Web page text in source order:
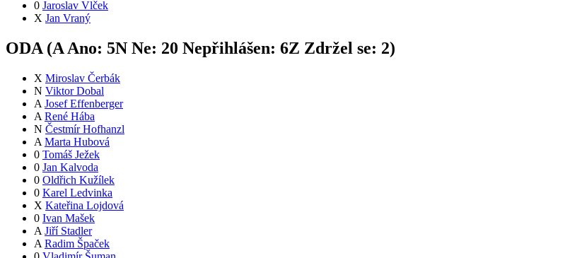
0 Jaroslav Vlček
X Jan Vraný
ODA (A Ano: 5N Ne: 20 Nepřihlášen: 6Z Zdržel se: 2)
X Miroslav Čerbák
N Viktor Dobal
A Josef Effenberger
A René Hába
N Čestmír Hofhanzl
A Marta Hubová
0 Tomáš Ježek
0 Jan Kalvoda
0 Oldřich Kužílek
0 Karel Ledvinka
X Kateřina Lojdová
0 Ivan Mašek
A Jiří Stadler
A Radim Špaček